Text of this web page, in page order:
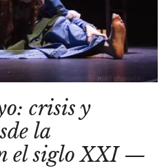
crisis y
la
el siglo XXI—